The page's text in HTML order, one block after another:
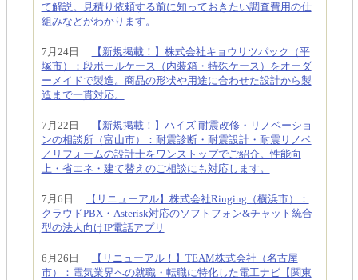
て解説。見積り依頼する前に知っておきたい調査費用の仕
組みなどがわかります。
7月24日
【新規掲載！】株式会社キョウリツパック（平
塚市）：段ボールケース（内装箱・特殊ケース）をオーダ
ーメイドで製造。商品の形状や用途に合わせた設計から製
造まで一貫対応。
7月22日
【新規掲載！】ハイズ 耐震改修・リノベーショ
ンの相談所（富山市）：耐震診断・耐震設計・耐震リノベ
／リフォームの設計士をワンストップでご紹介。性能向
上・省エネ・建て替えのご相談にも対応します。
7月6日
【リニューアル】株式会社Ringing（横浜市）：
クラウドPBX・Asterisk対応のソフトフォン&チャット統合
型の法人向けIP電話アプリ
6月26日
【リニューアル！】TEAM株式会社（名古屋
市）：電気業界への就職・転職に特化した電工ナビ【関東